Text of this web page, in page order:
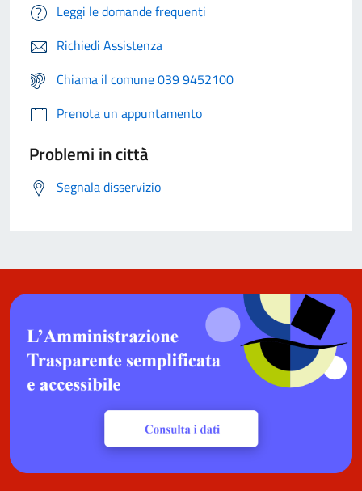
Leggi le domande frequenti
Richiedi Assistenza
Chiama il comune 039 9452100
Prenota un appuntamento
Problemi in città
Segnala disservizio